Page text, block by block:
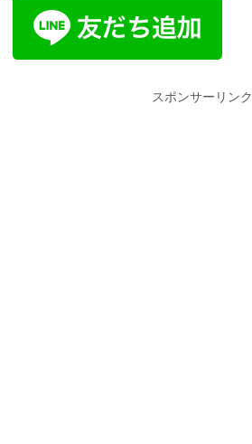
スポンサーリンク